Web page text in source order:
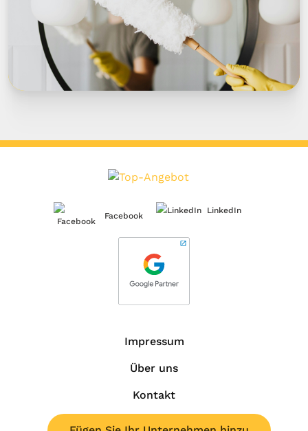
Facebook
LinkedIn
Impressum
Über uns
Kontakt